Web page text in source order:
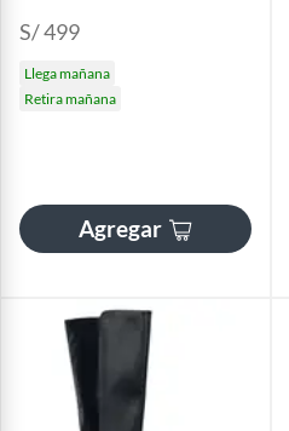
S/ 499
Llega mañana
Retira mañana
Agregar